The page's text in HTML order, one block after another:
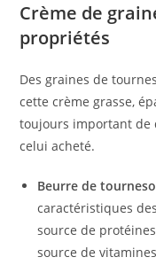
Crème de
propriétés
Des graines de
cette crème grasse,
toujours important de
celui acheté.
Beurre de
caractéristiques
source de
source de